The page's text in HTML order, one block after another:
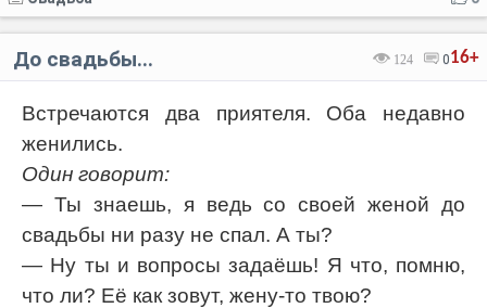
16+
124 0
До свадьбы...
Встречаются два приятеля. Оба недавно
женились.
Один говорит:
— Ты знаешь, я ведь со своей женой до
свадьбы ни разу не спал. А ты?
— Ну ты и вопросы задаёшь! Я что, помню,
что ли? Её как зовут, жену-то твою?